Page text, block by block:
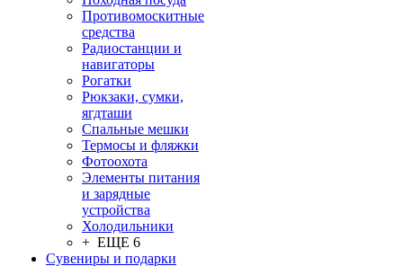
Противомоскитные
средства
Радиостанции и
навигаторы
Рогатки
Рюкзаки, сумки,
ягдташи
Спальные мешки
Термосы и фляжки
Фотоохота
Элементы питания
и зарядные
устройства
Холодильники
+ ЕЩЕ 6
Сувениры и подарки